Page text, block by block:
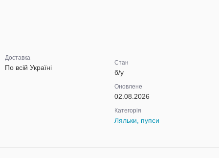
Доставка
По всій Україні
Стан
б/у
Оновлене
02.08.2026
Категорія
Ляльки, пупси